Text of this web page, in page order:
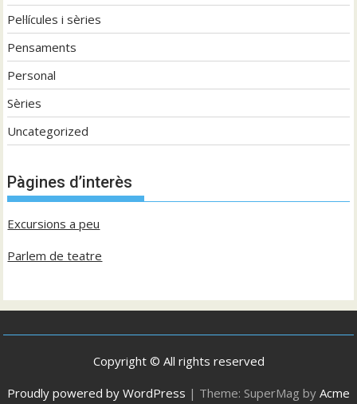
Pel·lícules i sèries
Pensaments
Personal
Sèries
Uncategorized
Pàgines d’interès
Excursions a peu
Parlem de teatre
Copyright © All rights reserved
Proudly powered by WordPress | Theme: SuperMag by Acme